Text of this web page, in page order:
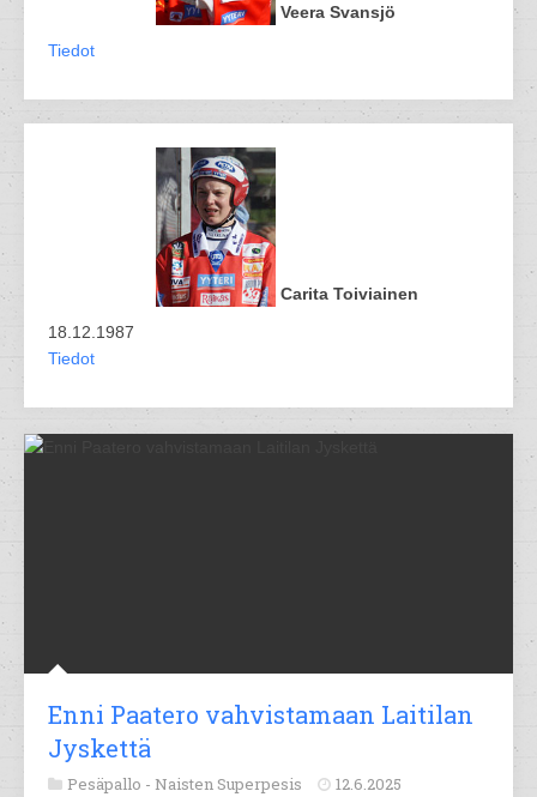
Veera Svansjö
Tiedot
Carita Toiviainen
18.12.1987
Tiedot
Enni Paatero vahvistamaan Laitilan
Jyskettä
Pesäpallo - Naisten Superpesis 12.6.2025